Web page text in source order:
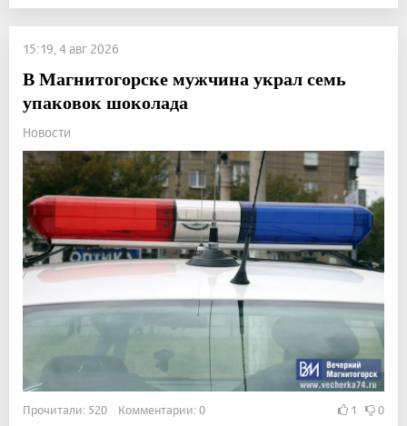
15:19, 4 авг 2026
В Магнитогорске мужчина украл семь
упаковок шоколада
Новости
Прочитали: 520 Комментарии: 0 1 0